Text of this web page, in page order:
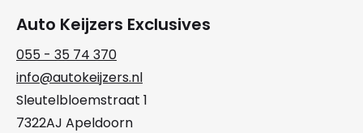
Auto Keijzers Exclusives
055 - 35 74 370
info@autokeijzers.nl
Sleutelbloemstraat 1
7322AJ Apeldoorn